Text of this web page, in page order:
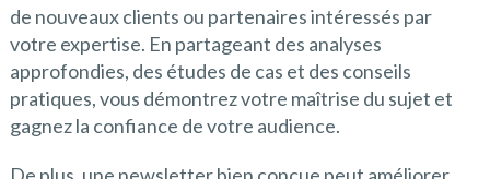
de nouveaux clients ou partenaires intéressés par
votre expertise. En partageant des analyses
approfondies, des études de cas et des conseils
pratiques, vous démontrez votre maîtrise du sujet et
gagnez la confiance de votre audience.